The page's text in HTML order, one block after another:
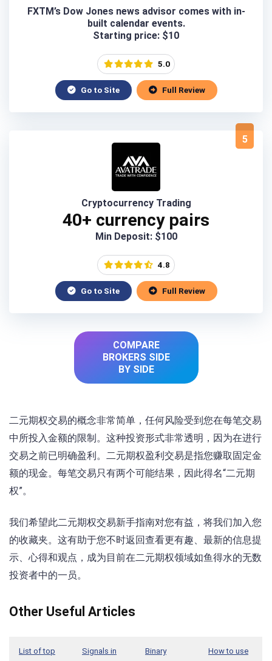
FXTM’s Dow Jones news advisor comes with in-
built calendar events.
Starting price: $10
5.0
Go to Site Full Review
5
Cryptocurrency Trading
40+ currency pairs
Min Deposit: $100
4.8
Go to Site Full Review
COMPARE
BROKERS SIDE
BY SIDE
二元期权交易的概念非常简单，任何风险受到您在每笔交易
中所投入金额的限制。这种投资形式非常透明，因为在进行
交易之前已明确盈利。二元期权盈利交易是指您赚取固定金
额的现金。每笔交易只有两个可能结果，因此得名“二元期
权”。
我们希望此二元期权交易新手指南对您有益，将我们加入您
的收藏夹。这有助于您不时返回查看更有趣、最新的信息提
示、心得和观点，成为目前在二元期权领域如鱼得水的无数
投资者中的一员。
Other Useful Articles
List of top Signals in Binary How to use